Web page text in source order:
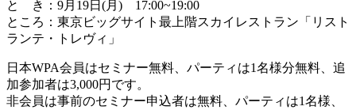
と き：9月19日(月) 17:00~19:00
ところ：東京ビッグサイト最上階スカイレストラン「リスト
ランテ・トレヴィ」
日本WPA会員はセミナー無料、パーティは1名様分無料、追
加参加者は3,000円です。
非会員は事前のセミナー申込者は無料、パーティは1名様、